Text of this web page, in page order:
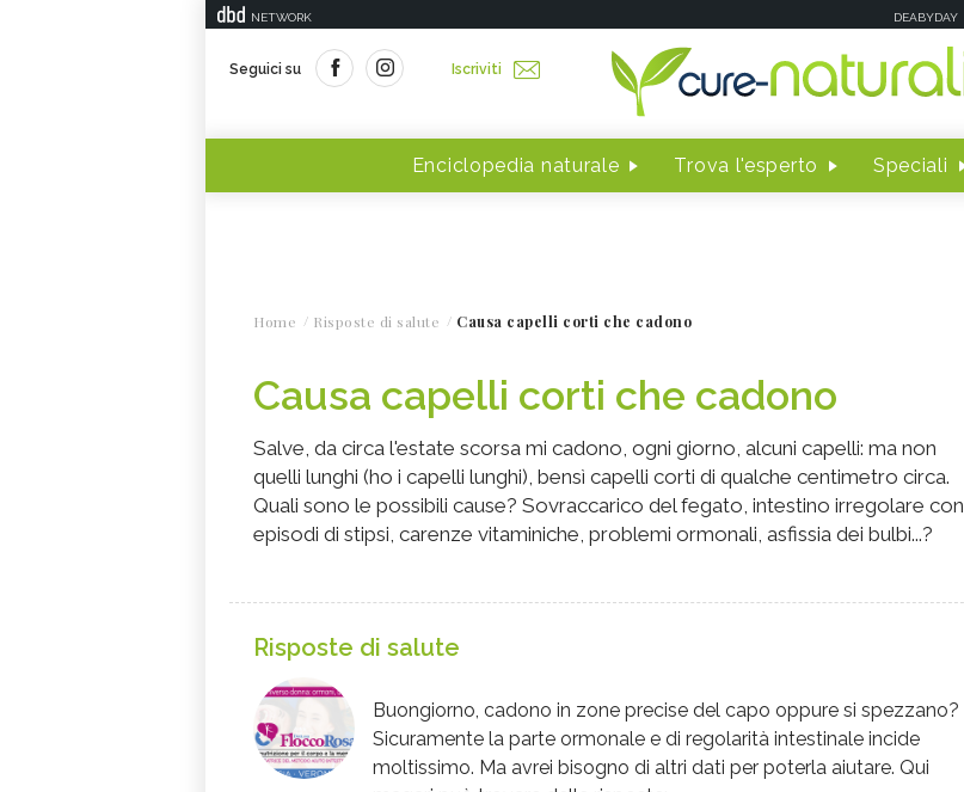
NETWORK DEABYDAY
Seguici su Iscriviti
Enciclopedia naturale Trova l'esperto Speciali
Home Risposte di salute Causa capelli corti che cadono
Causa capelli corti che cadono
Salve, da circa l'estate scorsa mi cadono, ogni giorno, alcuni capelli: ma non
quelli lunghi (ho i capelli lunghi), bensì capelli corti di qualche centimetro circa.
Quali sono le possibili cause? Sovraccarico del fegato, intestino irregolare con
episodi di stipsi, carenze vitaminiche, problemi ormonali, asfissia dei bulbi...?
Risposte di salute
Buongiorno, cadono in zone precise del capo oppure si spezzano?
Sicuramente la parte ormonale e di regolarità intestinale incide
moltissimo. Ma avrei bisogno di altri dati per poterla aiutare. Qui